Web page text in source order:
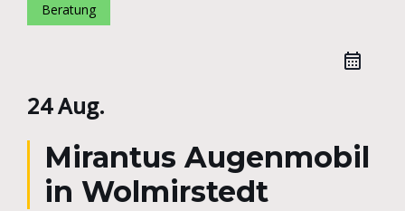
Beratung
24 Aug.
Mirantus Augenmobil
in Wolmirstedt